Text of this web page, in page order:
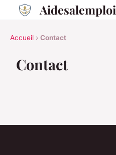
Aidesalemploi
Accueil › Contact
Contact